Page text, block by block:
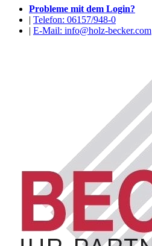
Probleme mit dem Login?
| Telefon: 06157/948-0
| E-Mail: info@holz-becker.com